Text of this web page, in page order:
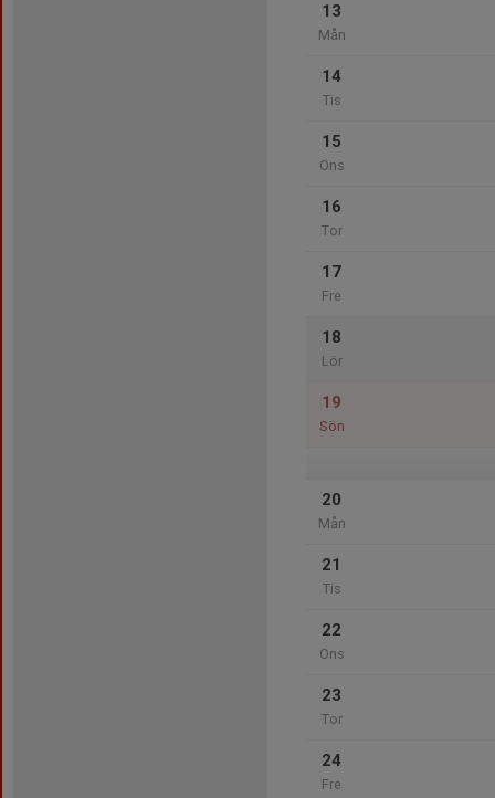
13
Mån
14
Tis
15
Ons
16
Tor
17
Fre
18
Lör
19
Sön
20
Mån
21
Tis
22
Ons
23
Tor
24
Fre